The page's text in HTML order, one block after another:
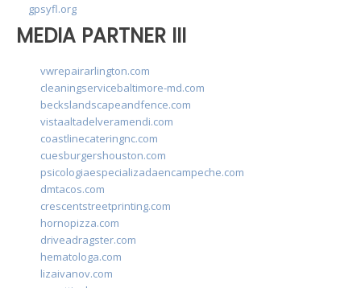
gpsyfl.org
MEDIA PARTNER III
vwrepairarlington.com
cleaningservicebaltimore-md.com
beckslandscapeandfence.com
vistaaltadelveramendi.com
coastlinecateringnc.com
cuesburgershouston.com
psicologiaespecializadaencampeche.com
dmtacos.com
crescentstreetprinting.com
hornopizza.com
driveadragster.com
hematologa.com
lizaivanov.com